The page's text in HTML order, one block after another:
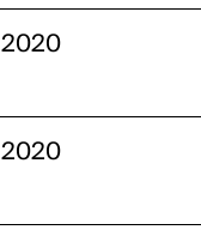
2020
2020